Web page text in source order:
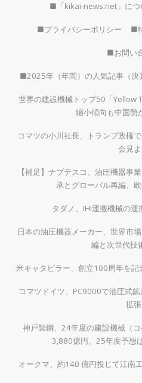
■「kikai-news.net」につ
■プライバシーポリシー ■
■お問い
■2025年（年間）の人気記事（決
世界の建設機械トップ50「Yellow
縮小傾向も中国勢
コマツの小川社長、トランプ政権
会見よ
【補足】ナブテスコ、油圧機器事
承とグローバル再編、
タダノ、IHI運搬機械の
日本の油圧機器メーカー、世界市
編と次世代技
米キャタピラー、創立100周年を
コマツドイツ、PC9000で油圧式
拡張
神戸製鋼、24年度の建設機械（
3,880億円、25年度予想
オークマ、約140 億円投じて江南